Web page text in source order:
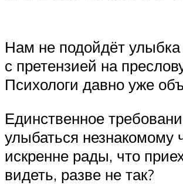
Нам не подойдёт
с претензией на
Психологи давно уже
Единственное
улыбаться незнакомому
искренне рады, что
видеть, разве не так?